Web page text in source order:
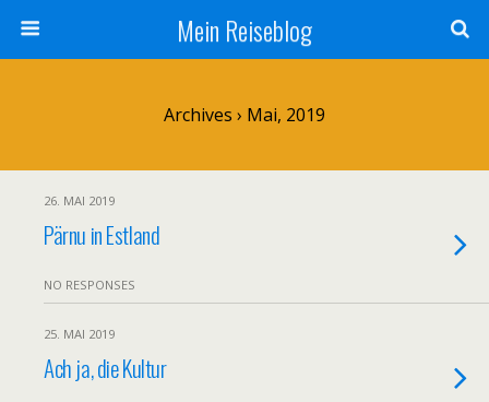
Mein Reiseblog
Archives › Mai, 2019
26. MAI 2019
Pärnu in Estland
NO RESPONSES
25. MAI 2019
Ach ja, die Kultur